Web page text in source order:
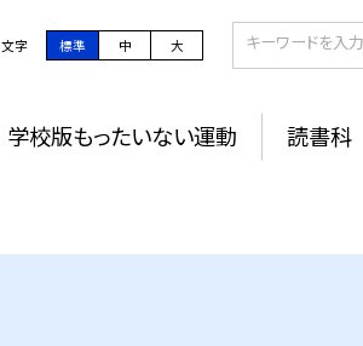
文字 標準 中 大
学校版もったいない運動 読書科